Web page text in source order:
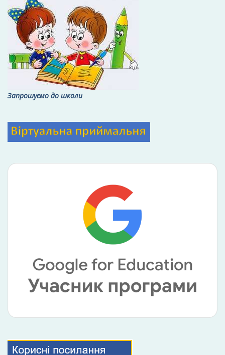
Запрошуємо до школи